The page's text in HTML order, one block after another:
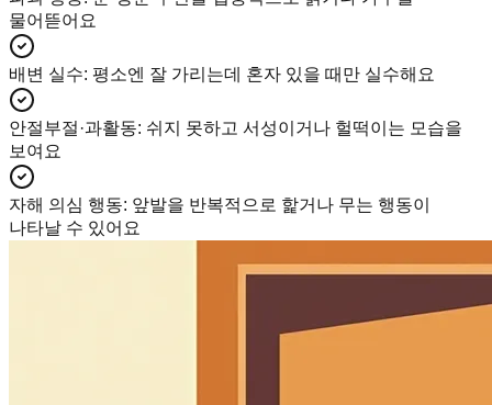
물어뜯어요
배변 실수: 평소엔 잘 가리는데 혼자 있을 때만 실수해요
안절부절·과활동: 쉬지 못하고 서성이거나 헐떡이는 모습을
보여요
자해 의심 행동: 앞발을 반복적으로 핥거나 무는 행동이
나타날 수 있어요